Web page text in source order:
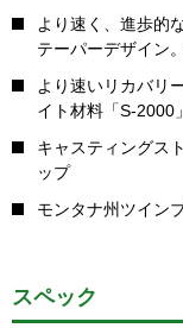
より速く、進歩的
テーパーデザイン
より速いリカバリ
イト材料「S-2000
キャスティングス
ップ
モンタナ州ツイン
スペック